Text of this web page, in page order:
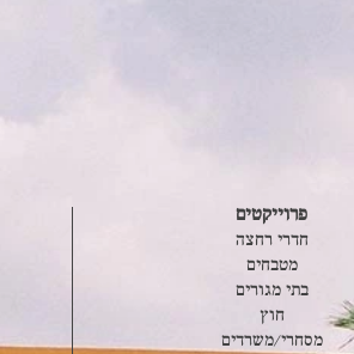
פרוייקטים
חדרי רחצה
מטבחים
בתי מגורים
חוץ
מסחרי/משרדים